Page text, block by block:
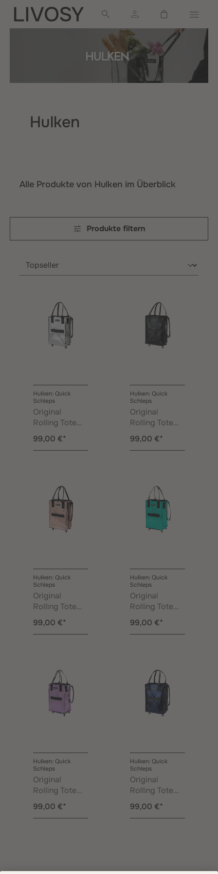
springen
Warenkorb
Hulken
Alle Produkte von Hulken im Überblick
Produkte filtern
Hulken: Quick
Schleps
Original
Rolling Tote
Bag Klein
Silber
99,00 €*
Hulken: Quick
Schleps
Original
Rolling Tote
Bag Klein
Schwarz
99,00 €*
Hulken: Quick
Schleps
Original
Rolling Tote
Bag Klein
Rosegold
99,00 €*
Hulken: Quick
Schleps
Original
Rolling Tote
Bag Klein Teal
99,00 €*
Hulken: Quick
Schleps
Original
Rolling Tote
Bag Klein Lila
99,00 €*
Hulken: Quick
Schleps
Original
Rolling Tote
Bag Klein
Mitternachtsbl
99,00 €*